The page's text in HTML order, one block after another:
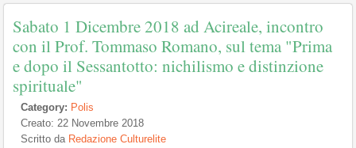
Sabato 1 Dicembre 2018 ad Acireale, incontro
con il Prof. Tommaso Romano, sul tema "Prima
e dopo il Sessantotto: nichilismo e distinzione
spirituale"
Category: Polis
Creato: 22 Novembre 2018
Scritto da Redazione Culturelite